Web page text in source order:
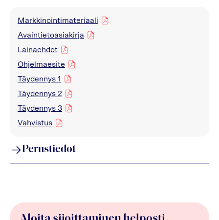
Markkinointimateriaali
pdf
Avaintietoasiakirja
pdf
Lainaehdot
pdf
Ohjelmaesite
pdf
Täydennys 1
pdf
Täydennys 2
pdf
Täydennys 3
pdf
Vahvistus
pdf
Perustiedot